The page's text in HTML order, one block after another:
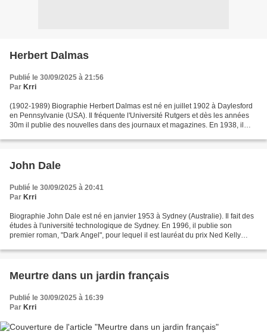
Herbert Dalmas
Publié le 30/09/2025 à 21:56
Par Krri
(1902-1989) Biographie Herbert Dalmas est né en juillet 1902 à Daylesford
en Pennsylvanie (USA). Il fréquente l'Université Rutgers et dès les années
30m il publie des nouvelles dans des journaux et magazines. En 1938, il
John Dale
Publié le 30/09/2025 à 20:41
Par Krri
Biographie John Dale est né en janvier 1953 à Sydney (Australie). Il fait des
études à l'université technologique de Sydney. En 1996, il publie son
premier roman, "Dark Angel", pour lequel il est lauréat du prix Ned Kelly
Meurtre dans un jardin français
Publié le 30/09/2025 à 16:39
Par Krri